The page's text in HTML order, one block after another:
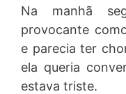
Na manhã
provocante
e parecia ter
ela queria
estava triste.